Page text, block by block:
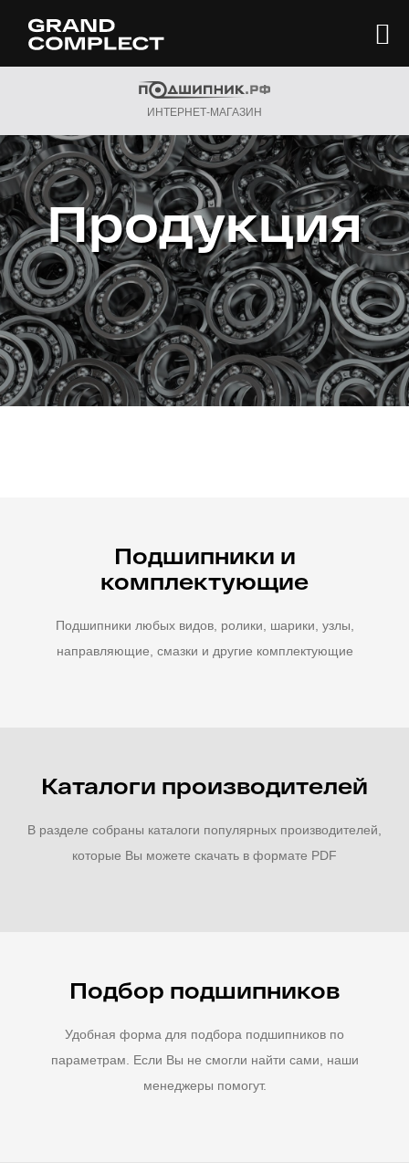
ИНТЕРНЕТ-МАГАЗИН
Продукция
Подшипники и
комплектующие
Подшипники любых видов, ролики, шарики, узлы,
направляющие, смазки и другие комплектующие
Каталоги производителей
В разделе собраны каталоги популярных производителей,
которые Вы можете скачать в формате PDF
Подбор подшипников
Удобная форма для подбора подшипников по
параметрам. Если Вы не смогли найти сами, наши
менеджеры помогут.